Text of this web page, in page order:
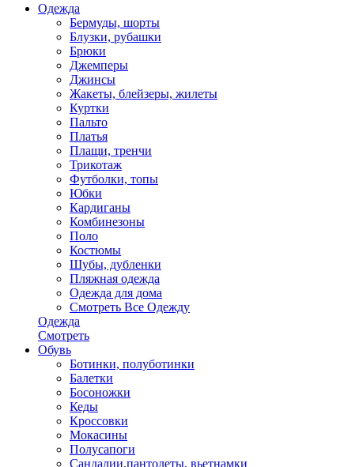
Одежда
Бермуды, шорты
Блузки, рубашки
Брюки
Джемперы
Джинсы
Жакеты, блейзеры, жилеты
Куртки
Пальто
Платья
Плащи, тренчи
Трикотаж
Футболки, топы
Юбки
Кардиганы
Комбинезоны
Поло
Костюмы
Шубы, дубленки
Пляжная одежда
Одежда для дома
Смотреть Все Одежду
Одежда
Смотреть
Обувь
Ботинки, полуботинки
Балетки
Босоножки
Кеды
Кроссовки
Мокасины
Полусапоги
Сандалии,пантолеты, вьетнамки